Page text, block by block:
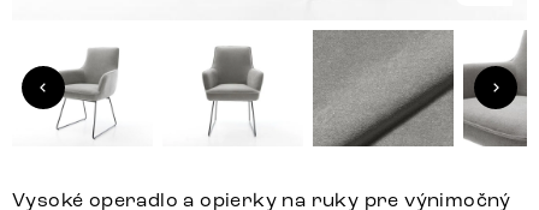
Vysoké operadlo a opierky na ruky pre výnimočný